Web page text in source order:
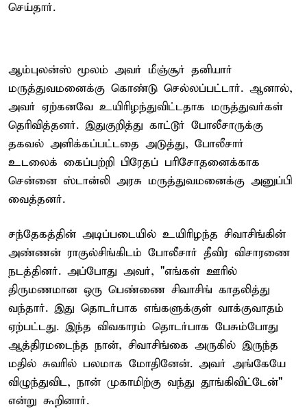
செய்தார்.
ஆம்புலன்ஸ் மூலம் அவர் மீஞ்சூர் தனியார்
மருத்துவமனைக்கு கொண்டு செல்லப்பட்டார். ஆனால்,
அவர் ஏற்கனவே உயிரிழந்துவிட்டதாக மருத்துவர்கள்
தெரிவித்தனர். இதுகுறித்து காட்டூர் போலீசாருக்கு
தகவல் அளிக்கப்பட்டதை அடுத்து, போலீசார்
உடலைக் கைப்பற்றி பிரேதப் பரிசோதனைக்காக
சென்னை ஸ்டான்லி அரசு மருத்துவமனைக்கு அனுப்பி
வைத்தனர்.
சந்தேகத்தின் அடிப்படையில் உயிரிழந்த சிவாசிங்கின்
அண்ணன் ராகுல்சிங்கிடம் போலீசார் தீவிர விசாரணை
நடத்தினர். அப்போது அவர், "எங்கள் ஊரில்
திருமணமான ஒரு பெண்ணை சிவாசிங் காதலித்து
வந்தார். இது தொடர்பாக எங்களுக்குள் வாக்குவாதம்
ஏற்பட்டது. இந்த விவகாரம் தொடர்பாக பேசும்போது
ஆத்திரமடைந்த நான், சிவாசிங்கை அருகில் இருந்த
மதில் சுவரில் பலமாக மோதினேன். அவர் அங்கேயே
விழுந்துவிட, நான் முகாமிற்கு வந்து தூங்கிவிட்டேன்"
என்று கூறினார்.